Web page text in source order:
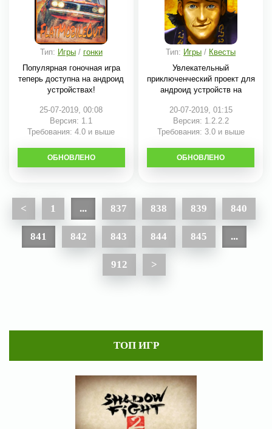
Тип: Игры/ гонки
Популярная гоночная игра
теперь доступна на андроид
устройствах!
25-07-2019, 00:08
Версия: 1.1
Требования: 4.0 и выше
СКАЧАТЬ
ОБНОВЛЕНО
Тип: Игры / Квесты
Увлекательный
приключенческий проект для
андроид устройств на
20-07-2019, 01:15
Версия: 1.2.2.2
Требования: 3.0 и выше
СКАЧАТЬ
ОБНОВЛЕНО
< 1 ... 837 838 839 840
841 842 843 844 845 ...
912 >
ТОП ИГР